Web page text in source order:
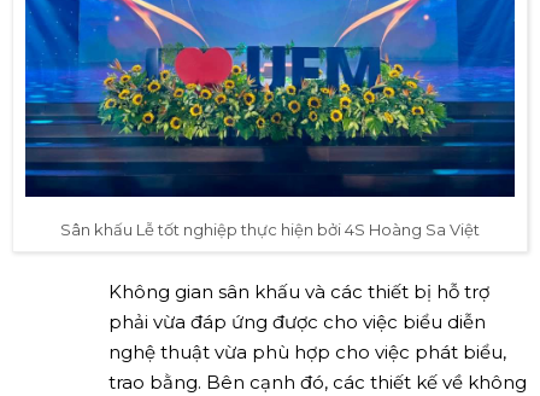
Sân khấu Lễ tốt nghiệp thực hiện bởi 4S Hoàng Sa Việt
Không gian sân khấu và các thiết bị hỗ trợ
phải vừa đáp ứng được cho việc biểu diễn
nghệ thuật vừa phù hợp cho việc phát biểu,
trao bằng. Bên cạnh đó, các thiết kế về không